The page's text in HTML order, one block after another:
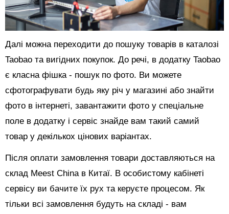
Далі можна переходити до пошуку товарів в каталозі
Taobao та вигідних покупок. До речі, в додатку Taobao
є класна фішка - пошук по фото. Ви можете
сфотографувати будь яку річ у магазині або знайти
фото в інтернеті, завантажити фото у спеціальне
поле в додатку і сервіс знайде вам такий самий
товар у декількох цінових варіантах.
Після оплати замовлення товари доставляються на
склад Meest China в Китаї. В особистому кабінеті
сервісу ви бачите їх рух та керуєте процесом. Як
тільки всі замовлення будуть на складі - вам